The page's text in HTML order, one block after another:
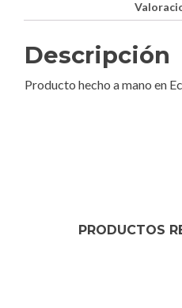
Descripción
Producto hecho a mano en
PRODUCTOS